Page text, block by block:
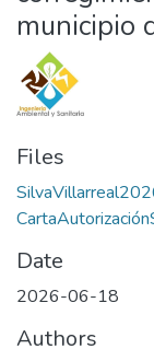
municipio
Files
Date
2026-06-18
Authors